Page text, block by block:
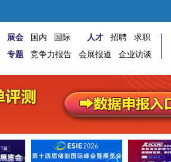
展会 国内 国际 人才 招聘
求职
专题
竞争力报告 会展报道 企业访谈